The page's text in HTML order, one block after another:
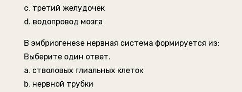
c. третий желудочек
d. водопровод мозга
В эмбриогенезе нервная система формируется из:
Выберите один ответ.
a. стволовых глиальных клеток
b. нервной трубки